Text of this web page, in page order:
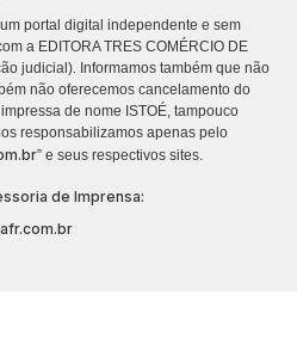
portal digital independente e sem
a EDITORA TRES COMÉRCIO DE
judicial). Informamos também que não
não oferecemos cancelamento do
de nome ISTOÉ, tampouco
responsabilizamos apenas pelo
” e seus respectivos sites.
de Imprensa: